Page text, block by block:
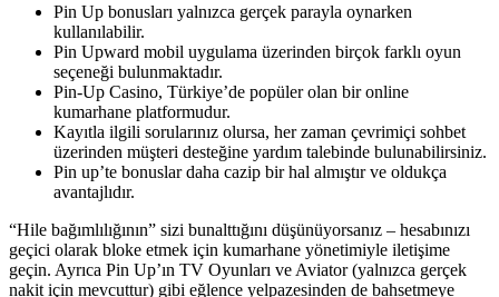
Pin Up bonusları yalnızca gerçek parayla oynarken
kullanılabilir.
Pin Upward mobil uygulama üzerinden birçok farklı oyun
seçeneği bulunmaktadır.
Pin-Up Casino, Türkiye’de popüler olan bir online
kumarhane platformudur.
Kayıtla ilgili sorularınız olursa, her zaman çevrimiçi sohbet
üzerinden müşteri desteğine yardım talebinde bulunabilirsiniz.
Pin up’te bonuslar daha cazip bir hal almıştır ve oldukça
avantajlıdır.
“Hile bağımlılığının” sizi bunalttığını düşünüyorsanız – hesabınızı
geçici olarak bloke etmek için kumarhane yönetimiyle iletişime
geçin. Ayrıca Pin Up’ın TV Oyunları ve Aviator (yalnızca gerçek
nakit için mevcuttur) gibi eğlence yelpazesinden de bahsetmeye